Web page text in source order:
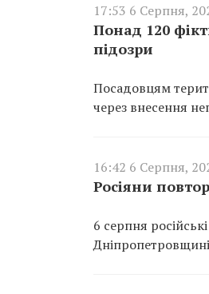
17:53 6 Серпня,
Понад 120
підозри
Посадовцям
через внесення
16:42 6 Серпня,
Росіяни
6 серпня